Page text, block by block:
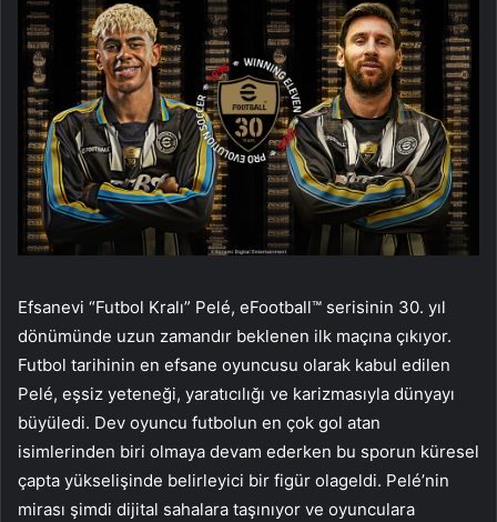
Efsanevi “Futbol Kralı” Pelé, eFootball™ serisinin 30. yıl
dönümünde uzun zamandır beklenen ilk maçına çıkıyor.
Futbol tarihinin en efsane oyuncusu olarak kabul edilen
Pelé, eşsiz yeteneği, yaratıcılığı ve karizmasıyla dünyayı
büyüledi. Dev oyuncu futbolun en çok gol atan
isimlerinden biri olmaya devam ederken bu sporun küresel
çapta yükselişinde belirleyici bir figür olageldi. Pelé’nin
mirası şimdi dijital sahalara taşınıyor ve oyunculara